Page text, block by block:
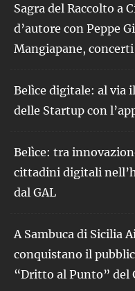
Sagra del Raccolto a
d’autore con Peppe
Mangiapane,
Belìce digitale: al via
delle Startup con
Belìce: tra
cittadini digitali
dal GAL
A Sambuca di Sicilia
conquistano il
“Dritto al Punto” del